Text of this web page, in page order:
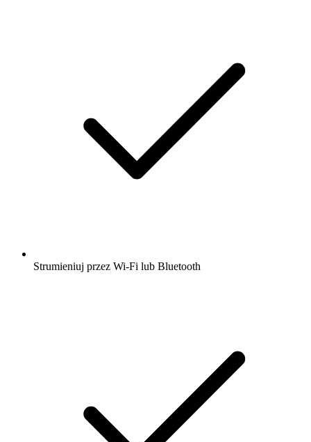
Strumieniuj przez Wi-Fi lub Bluetooth